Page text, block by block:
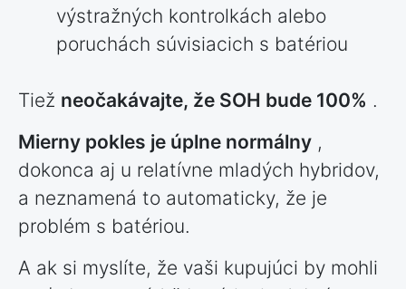
výstražných kontrolkách alebo
poruchách súvisiacich s batériou
Tiež neočakávajte, že SOH bude 100% .
Mierny pokles je úplne normálny ,
dokonca aj u relatívne mladých hybridov,
a neznamená to automaticky, že je
problém s batériou.
A ak si myslíte, že vaši kupujúci by mohli